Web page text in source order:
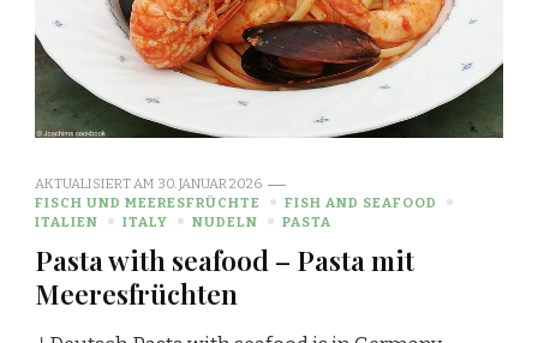
AKTUALISIERT AM 30. JANUAR 2026
FISCH UND MEERESFRÜCHTE
FISH AND SEAFOOD
ITALIEN
ITALY NUDELN PASTA
Pasta with seafood – Pasta mit
Meeresfrüchten